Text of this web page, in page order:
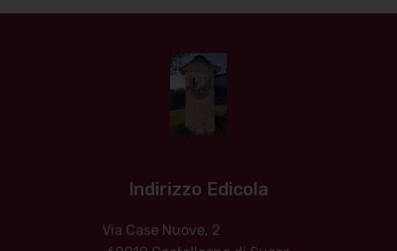
Indirizzo Edicola
Via Case Nuove, 2